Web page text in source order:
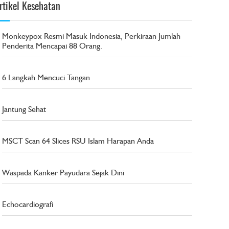
Kesehatan
Monkeypox Resmi Masuk Indonesia, Perkiraan Jumlah
Penderita Mencapai 88 Orang.
6 Langkah Mencuci Tangan
Jantung Sehat
MSCT Scan 64 Slices RSU Islam Harapan Anda
Waspada Kanker Payudara Sejak Dini
Echocardiografi